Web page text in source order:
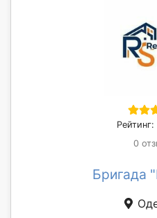
0
Бригада